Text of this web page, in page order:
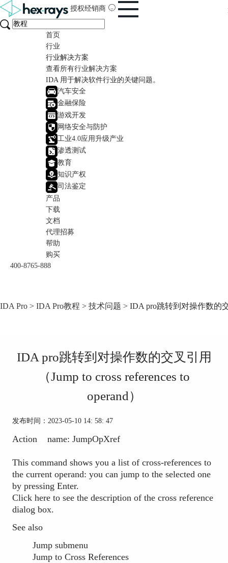
授权经销商
首页
行业
行业解决方案
查看所有行业解决方案
IDA 用于解决软件行业的关键问题。
汽车安全
金融保险
游戏开发
网络安全与防护
工业4.0应用升级产业
渗透测试
教育
知识产权
司法鉴定
产品
下载
文档
代理招募
帮助
购买
400-8765-888
IDA Pro > IDA Pro教程 > 技术问题 > IDA pro跳转到对操作数的交
IDA pro跳转到对操作数的交叉引用
（Jump to cross references to
operand）
发布时间：2023-05-10 14: 58: 47
Action name: JumpOpXref
This command shows you a list of cross-references to
the current operand: you can jump to the selected one
by pressing Enter.
Click here to see the description of the cross reference
dialog box.
See also
Jump submenu
Jump to Cross References